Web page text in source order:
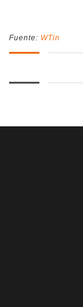
Fuente: WTin